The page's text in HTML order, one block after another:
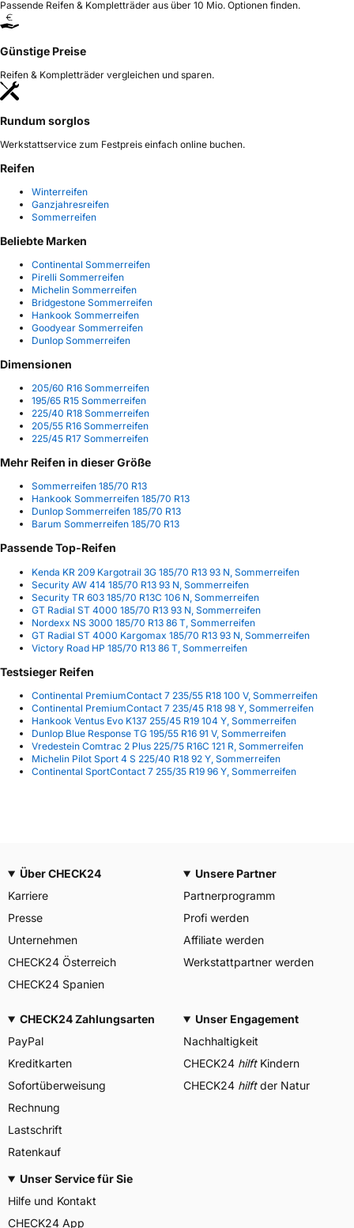
Passende Reifen & Kompletträder aus über 10 Mio. Optionen finden.
Günstige Preise
Reifen & Kompletträder vergleichen und sparen.
Rundum sorglos
Werkstattservice zum Festpreis einfach online buchen.
Reifen
Winterreifen
Ganzjahresreifen
Sommerreifen
Beliebte Marken
Continental Sommerreifen
Pirelli Sommerreifen
Michelin Sommerreifen
Bridgestone Sommerreifen
Hankook Sommerreifen
Goodyear Sommerreifen
Dunlop Sommerreifen
Dimensionen
205/60 R16 Sommerreifen
195/65 R15 Sommerreifen
225/40 R18 Sommerreifen
205/55 R16 Sommerreifen
225/45 R17 Sommerreifen
Mehr Reifen in dieser Größe
Sommerreifen 185/70 R13
Hankook Sommerreifen 185/70 R13
Dunlop Sommerreifen 185/70 R13
Barum Sommerreifen 185/70 R13
Passende Top-Reifen
Kenda KR 209 Kargotrail 3G 185/70 R13 93 N, Sommerreifen
Security AW 414 185/70 R13 93 N, Sommerreifen
Security TR 603 185/70 R13C 106 N, Sommerreifen
GT Radial ST 4000 185/70 R13 93 N, Sommerreifen
Nordexx NS 3000 185/70 R13 86 T, Sommerreifen
GT Radial ST 4000 Kargomax 185/70 R13 93 N, Sommerreifen
Victory Road HP 185/70 R13 86 T, Sommerreifen
Testsieger Reifen
Continental PremiumContact 7 235/55 R18 100 V, Sommerreifen
Continental PremiumContact 7 235/45 R18 98 Y, Sommerreifen
Hankook Ventus Evo K137 255/45 R19 104 Y, Sommerreifen
Dunlop Blue Response TG 195/55 R16 91 V, Sommerreifen
Vredestein Comtrac 2 Plus 225/75 R16C 121 R, Sommerreifen
Michelin Pilot Sport 4 S 225/40 R18 92 Y, Sommerreifen
Continental SportContact 7 255/35 R19 96 Y, Sommerreifen
Über CHECK24
Karriere
Presse
Unternehmen
CHECK24 Österreich
CHECK24 Spanien
Unsere Partner
Partnerprogramm
Profi werden
Affiliate werden
Werkstattpartner werden
CHECK24 Zahlungsarten
PayPal
Kreditkarten
Sofortüberweisung
Rechnung
Lastschrift
Ratenkauf
Unser Engagement
Nachhaltigkeit
CHECK24 hilftKindern
CHECK24 hilftder Natur
Unser Service für Sie
Hilfe und Kontakt
CHECK24 App